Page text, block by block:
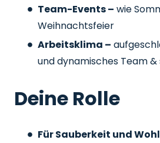
Team-Events – wie
Weihnachtsfeier
Arbeitsklima –
und dynamisches Team
Deine Rolle
Für Sauberkeit und